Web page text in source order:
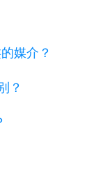
媒介？
？